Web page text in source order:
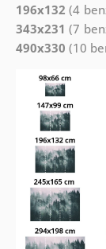
196x132 (4
343x231 (7
490x330 (10